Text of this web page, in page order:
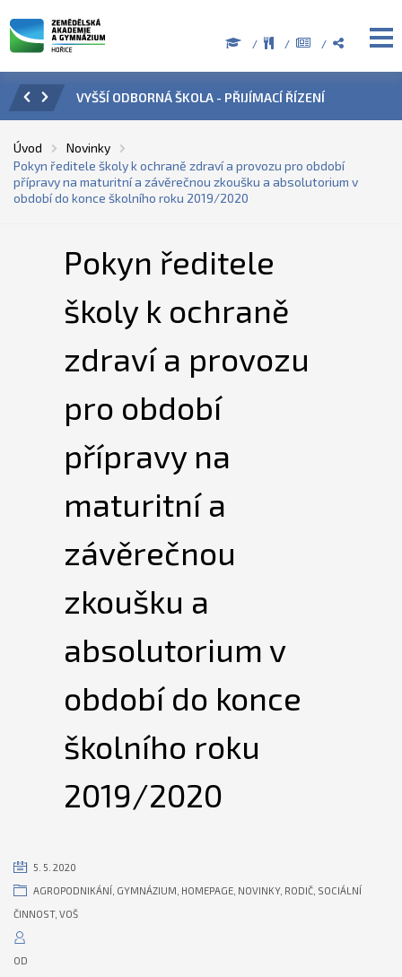
ŘÍZENÍ ÚŘEDNÍ HODINY V OBDOBÍ LETNÍCH PRÁZDNIN
Úvod
Novinky
Pokyn ředitele školy k ochraně zdraví a provozu pro období
přípravy na maturitní a závěrečnou zkoušku a absolutorium v
období do konce školního roku 2019/2020
Pokyn ředitele
školy k ochraně
zdraví a provozu
pro období
přípravy na
maturitní a
závěrečnou
zkoušku a
absolutorium v
období do konce
školního roku
2019/2020
5. 5. 2020
AGROPODNIKÁNÍ GYMNÁZIUM HOMEPAGE NOVINKY, RODIČ SOCIÁLNÍ
ČINNOST, VOŠ
OD